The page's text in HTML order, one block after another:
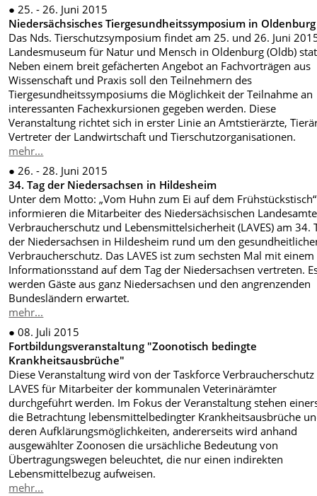
● 25. - 26. Juni 2015
Niedersächsisches Tiergesundheitssymposium in Oldenburg
Das Nds. Tierschutzsymposium findet am 25. und 26. Juni
Landesmuseum für Natur und Mensch in Oldenburg (Oldb)
Neben einem breit gefächerten Angebot an Fachvorträgen aus
Wissenschaft und Praxis soll den Teilnehmern des
Tiergesundheitssymposiums die Möglichkeit der Teilnahme an
interessanten Fachexkursionen gegeben werden. Diese
Veranstaltung richtet sich in erster Linie an Amtstierärzte,
Vertreter der Landwirtschaft und Tierschutzorganisationen.
mehr...
● 26. - 28. Juni 2015
34. Tag der Niedersachsen in Hildesheim
Unter dem Motto: „Vom Huhn zum Ei auf dem
informieren die Mitarbeiter des Niedersächsischen
Verbraucherschutz und Lebensmittelsicherheit (LAVES) am 34.
der Niedersachsen in Hildesheim rund um den
Verbraucherschutz. Das LAVES ist zum sechsten Mal mit einem
Informationsstand auf dem Tag der Niedersachsen vertreten.
werden Gäste aus ganz Niedersachsen und den angrenzenden
Bundesländern erwartet.
mehr...
● 08. Juli 2015
Fortbildungsveranstaltung "Zoonotisch bedingte
Krankheitsausbrüche"
Diese Veranstaltung wird von der Taskforce Verbraucherschutz
LAVES für Mitarbeiter der kommunalen Veterinärämter
durchgeführt werden. Im Fokus der Veranstaltung stehen
die Betrachtung lebensmittelbedingter Krankheitsausbrüche
deren Aufklärungsmöglichkeiten, andererseits wird anhand
ausgewählter Zoonosen die ursächliche Bedeutung von
Übertragungswegen beleuchtet, die nur einen indirekten
Lebensmittelbezug aufweisen.
mehr...